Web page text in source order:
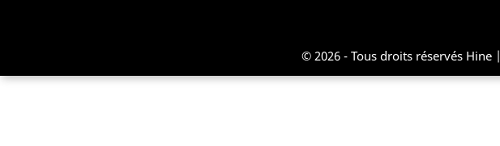
© 2026 - Tous droits réservés Hine |